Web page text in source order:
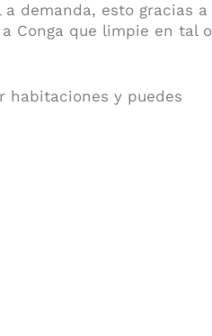
demanda, esto gracias a
Conga que limpie en tal o
habitaciones y puedes